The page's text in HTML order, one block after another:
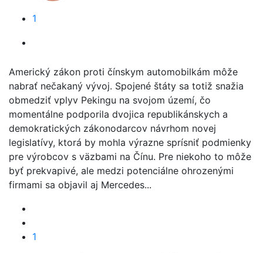
1
Americký zákon proti čínskym automobilkám môže
nabrať nečakaný vývoj. Spojené štáty sa totiž snažia
obmedziť vplyv Pekingu na svojom území, čo
momentálne podporila dvojica republikánskych a
demokratických zákonodarcov návrhom novej
legislatívy, ktorá by mohla výrazne sprísniť podmienky
pre výrobcov s väzbami na Čínu. Pre niekoho to môže
byť prekvapivé, ale medzi potenciálne ohrozenými
firmami sa objavil aj Mercedes...
1